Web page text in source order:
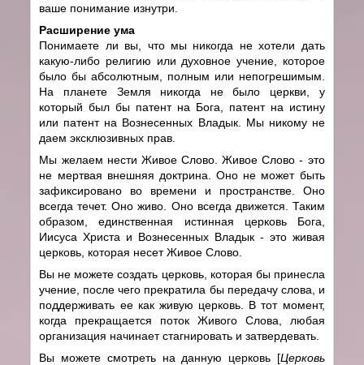
ваше понимание изнутри.
Расширение ума
Понимаете ли вы, что мы никогда не хотели дать
какую-либо религию или духовное учение, которое
было бы абсолютным, полным или непогрешимым.
На планете Земля никогда не было церкви, у
который был бы патент на Бога, патент на истину
или патент на Вознесенных Владык. Мы никому не
даем эксклюзивных прав.
Мы желаем нести Живое Слово. Живое Слово - это
не мертвая внешняя доктрина. Оно не может быть
зафиксировано во времени и пространстве. Оно
всегда течет. Оно живо. Оно всегда движется. Таким
образом, единственная истинная церковь Бога,
Иисуса Христа и Вознесенных Владык - это живая
церковь, которая несет Живое Слово.
Вы не можете создать церковь, которая бы принесла
учение, после чего прекратила бы передачу слова, и
поддерживать ее как живую церковь. В тот момент,
когда прекращается поток Живого Слова, любая
организация начинает стагнировать и затвердевать.
Вы можете смотреть на данную церковь [Церковь